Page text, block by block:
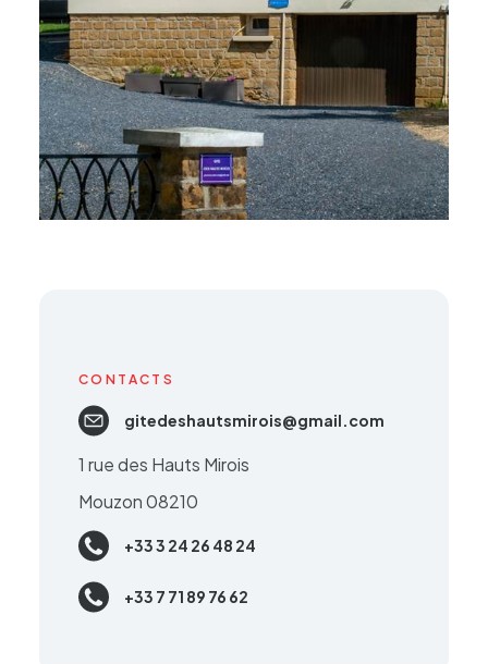
CONTACTS
gitedeshautsmirois@gmail.com
1 rue des Hauts Mirois
Mouzon 08210
+33 3 24 26 48 24
+33 7 71 89 76 62